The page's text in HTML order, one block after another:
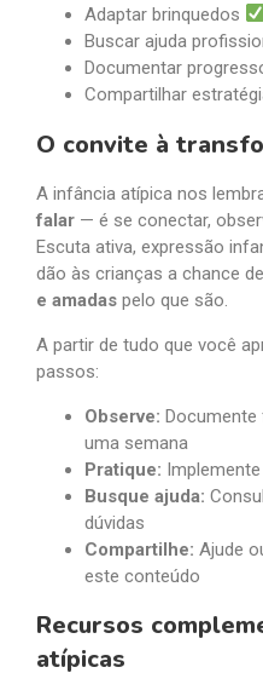
Adaptar brinquedos
Buscar ajuda
Documentar
Compartilhar
O convite à
A infância atípica nos
falar — é se conectar,
Escuta ativa, expressão
dão às crianças a chance
e amadas pelo que são.
A partir de tudo que você
passos:
Observe:
uma semana
Pratique:
Busque ajuda:
dúvidas
Compartilhe: Ajude
este conteúdo
Recursos
atípicas